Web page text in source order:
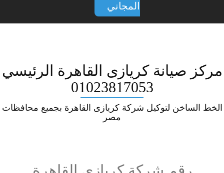
المجاني
مركز صيانة كريازى القاهرة الرئيسي
01023817053
الخط الساخن لتوكيل شركة كريازى القاهرة بجميع محافظات
مصر